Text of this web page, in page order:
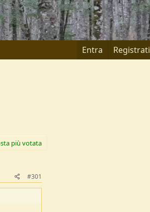
Entra Registrati
più votata
#301